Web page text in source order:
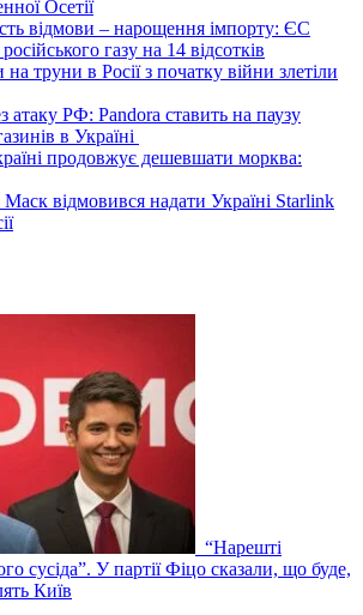
Осетії
відмови – нарощення імпорту: ЄС
газу на 14 відсотків
на труни в Росії з початку війни злетіли
атаку РФ: Pandora ставить на паузу
в Україні
продовжує дешевшати морква:
Маск відмовився надати Україні Starlink
“Нарешті
сусіда”. У партії Фіцо сказали, що буде,
Київ